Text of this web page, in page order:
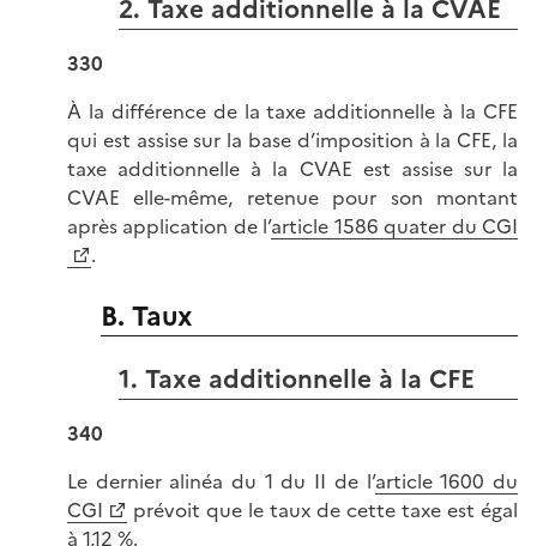
2. Taxe additionnelle à la CVAE
330
À la différence de la taxe additionnelle à la CFE
qui est assise sur la base d’imposition à la CFE, la
taxe additionnelle à la CVAE est assise sur la
CVAE elle-même, retenue pour son montant
après application de l’article 1586 quater du CGI
.
B. Taux
1. Taxe additionnelle à la CFE
340
Le dernier alinéa du 1 du II de l’article 1600 du
CGI
prévoit que le taux de cette taxe est égal
à 1,12 %.